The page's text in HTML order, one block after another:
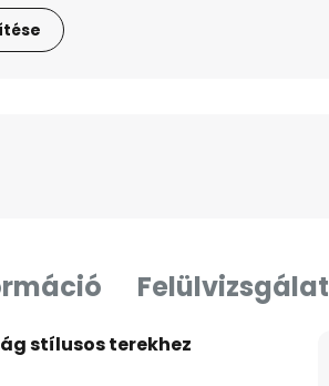
Felülvizsgálat
stílusos terekhez